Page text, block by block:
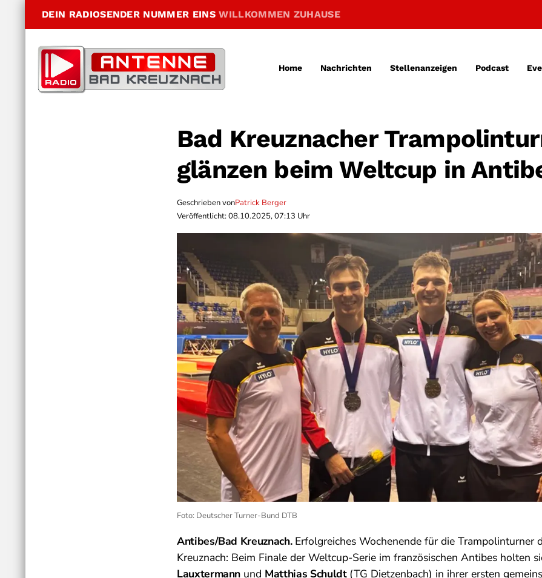
DEIN RADIOSENDER NUMMER EINSWILLKOMMEN ZUHAUSE
Home Nachrichten Stellenanzeigen Podcast
Bad Kreuznacher
glänzen beim Weltcup in
Geschrieben vonPatrick Berger
Veröffentlicht: 08.10.2025, 07:13 Uhr
Foto: Deutscher Turner-Bund DTB
Antibes/Bad Kreuznach.Erfolgreiches Wochenende für die Trampolinturner
Kreuznach: Beim Finale der Weltcup-Serie im französischen Antibes holten
Lauxtermann und Matthias Schuldt(TG Dietzenbach) in ihrer ersten